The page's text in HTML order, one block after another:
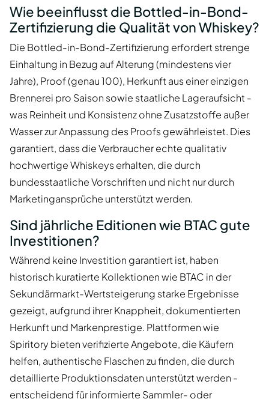
Wie beeinflusst die Bottled-in-Bond-
Zertifizierung die Qualität von Whiskey?
Die Bottled-in-Bond-Zertifizierung erfordert strenge
Einhaltung in Bezug auf Alterung (mindestens vier
Jahre), Proof (genau 100), Herkunft aus einer einzigen
Brennerei pro Saison sowie staatliche Lageraufsicht -
was Reinheit und Konsistenz ohne Zusatzstoffe außer
Wasser zur Anpassung des Proofs gewährleistet. Dies
garantiert, dass die Verbraucher echte qualitativ
hochwertige Whiskeys erhalten, die durch
bundesstaatliche Vorschriften und nicht nur durch
Marketingansprüche unterstützt werden.
Sind jährliche Editionen wie BTAC gute
Investitionen?
Während keine Investition garantiert ist, haben
historisch kuratierte Kollektionen wie BTAC in der
Sekundärmarkt-Wertsteigerung starke Ergebnisse
gezeigt, aufgrund ihrer Knappheit, dokumentierten
Herkunft und Markenprestige. Plattformen wie
Spiritory bieten verifizierte Angebote, die Käufern
helfen, authentische Flaschen zu finden, die durch
detaillierte Produktionsdaten unterstützt werden -
entscheidend für informierte Sammler- oder